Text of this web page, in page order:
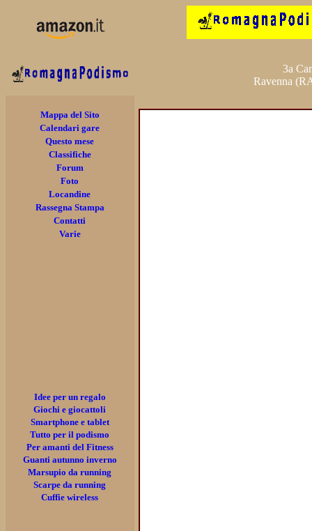
3a
Ravenna
Mappa del Sito
Calendari gare
Questo mese
Classifiche
Forum
Foto
Locandine
Rassegna Stampa
Contatti
Varie
Idee per un regalo
Giochi e giocattoli
Smartphone e tablet
Tutto per il podismo
Per amanti del Fitness
Guanti autunno inverno
Marsupio da running
Scarpe da running
Cuffie wireless